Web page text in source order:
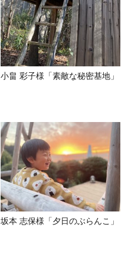
小畠 彩子様「素敵な秘密基地」
坂本 志保様「夕日のぶらんこ」